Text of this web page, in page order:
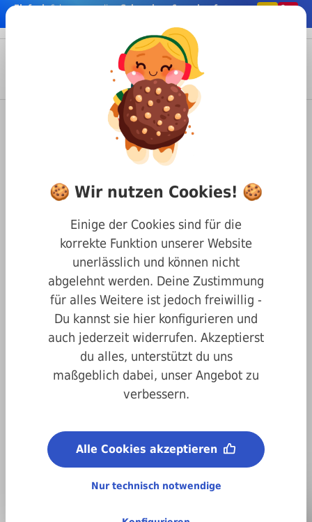
springen
Einfach& bequem onlineSchrauben & co. kaufen
Anmelden
Befestigungstechnik Nägel & Stifte
Zylinderstift Form A Toleranzfeld m6 DIN 7 Edelstahl 1.4305
Zylinderstift Form A
Toleranzfeld m6 DIN 7
Edelstahl 1.4305 12 x 55
02000m7120055
Durchmesser:
🍪 Wir nutzen Cookies! 🍪
Einige der Cookies sind für die
korrekte Funktion unserer Website
unerlässlich und können nicht
abgelehnt werden. Deine Zustimmung
für alles Weitere ist jedoch freiwillig -
Du kannst sie hier konfigurieren und
auch jederzeit widerrufen. Akzeptierst
du alles, unterstützt du uns
maßgeblich dabei, unser Angebot zu
verbessern.
Alle Cookies akzeptieren
Nur technisch notwendige